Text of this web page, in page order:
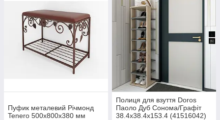
Пуфик металевий Річмонд
Tenero 500х800х380 мм
Полиця для взуття Doros
Паоло Дуб Сонома/Графіт
38.4х38.4х153.4 (41516042)